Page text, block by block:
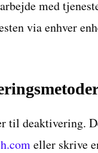
med
via enhver
til deaktivering.
eller skrive